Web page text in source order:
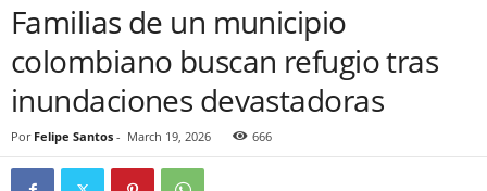
Familias de un municipio
colombiano buscan refugio tras
inundaciones devastadoras
Por Felipe Santos - March 19, 2026 666